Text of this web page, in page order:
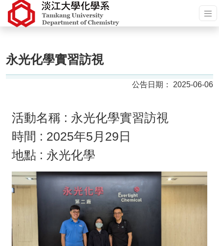
永光化學實習訪視
2025-06-06
活動名稱 : 永光化學實習訪視
時間 : 2025年5月29日
地點 : 永光化學